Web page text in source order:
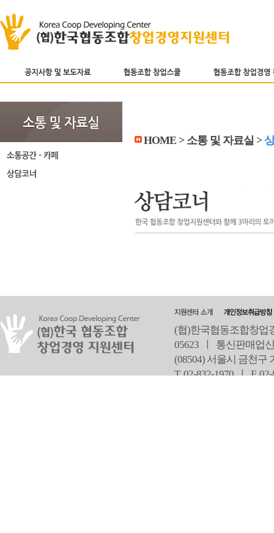
HOME > 소통 및 자료실 >
(협)한국협동조합창업
05623 ㅣ 통신판매업
(08504) 서울시 금천구
T 02-832-1970 ㅣF